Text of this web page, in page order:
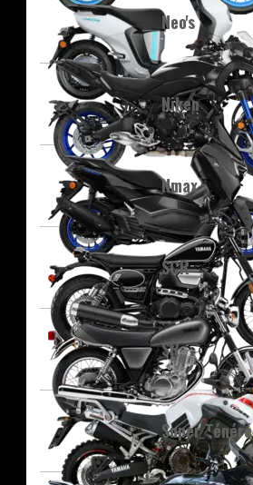
Neo's
Niken
Nmax
SCR
SR
Super Ténéré